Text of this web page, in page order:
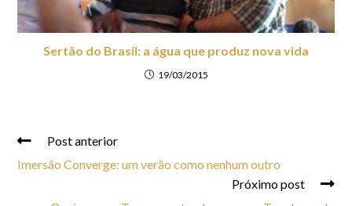
Sertão do Brasil: a água que produz nova vida
19/03/2015
Post anterior
Imersão Converge: um verão como nenhum outro
Próximo post